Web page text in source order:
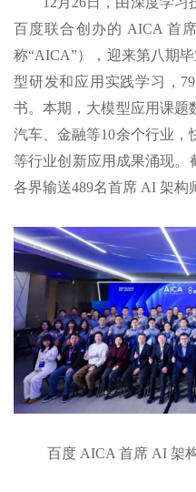
百度联合创办的 AICA 首
称“AICA”），迎来第八期
型研发和应用实践学习，
书。本期，大模型应用课题
汽车、金融等10余个行业
等行业创新应用成果涌现
各界输送489名首席 AI 架构
百度 AICA 首席 AI 架